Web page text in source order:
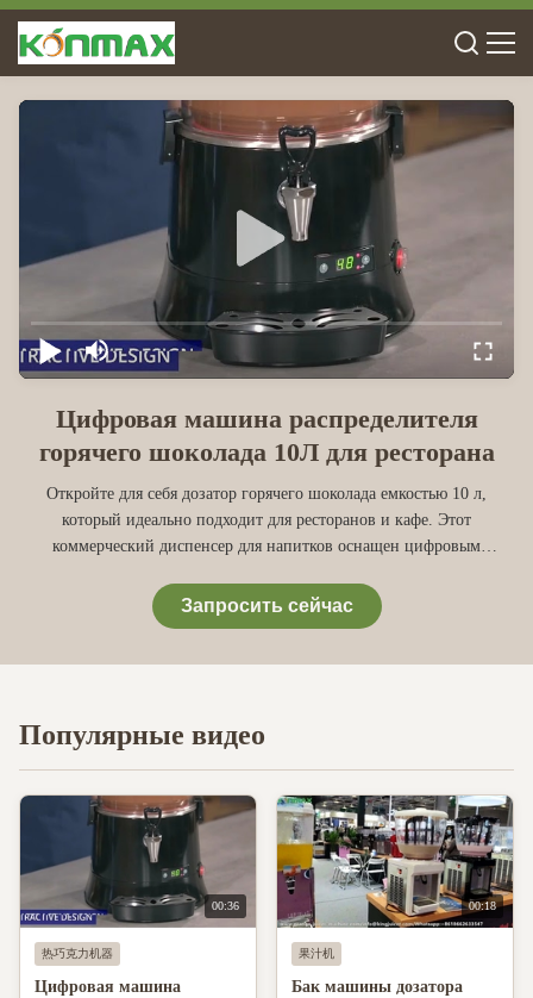
Цифровая машина распределителя
горячего шоколада 10Л для ресторана
Откройте для себя дозатор горячего шоколада емкостью 10 л,
который идеально подходит для ресторанов и кафе. Этот
коммерческий диспенсер для напитков оснащен цифровым
смешиванием горячего шоколада, чая, кофе и многого другого.
Идеально подходит для обслуживания больших объемов, отличается
Запросить сейчас
Популярные видео
00:36
热巧克力机器
Цифровая машина
00:18
果汁机
Бак машины дозатора